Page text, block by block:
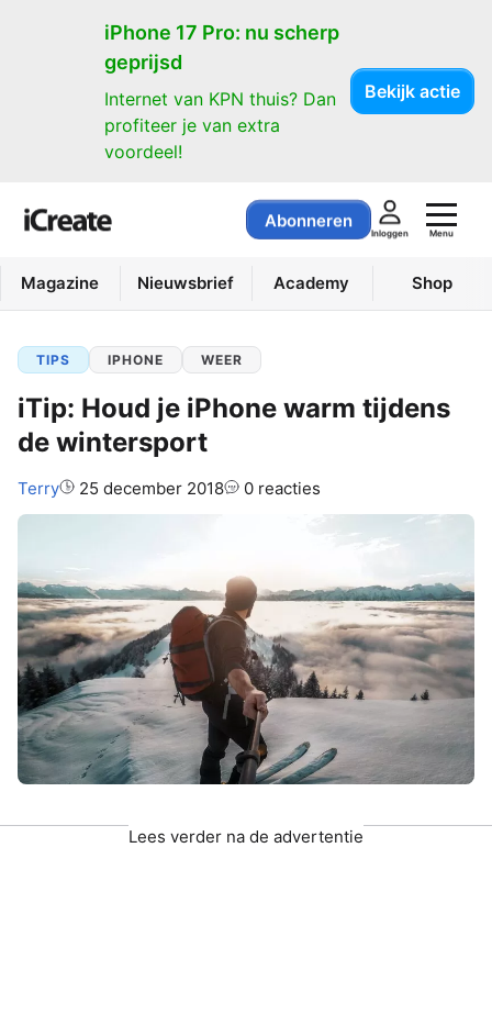
iPhone 17 Pro: nu scherp
geprijsd
Internet van KPN thuis? Dan
profiteer je van extra
voordeel!
Bekijk actie
Abonneren
Inloggen Menu
Magazine Nieuwsbrief Academy Shop
TIPS IPHONE WEER
iTip: Houd je iPhone warm tijdens
de wintersport
Auteur:
Terry 25 december 2018 0 reacties
Lees verder na de advertentie